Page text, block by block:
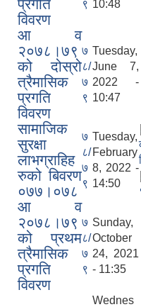
प्रगति
विवरण
९ 10:48
आ व
२०७८।७९
को दोस्रो
त्रैमासिक
प्रगति
विवरण
७
८/
७
९
Tuesday,
June 7,
2022 -
10:47
सामाजिक
सुरक्षा
लाभग्राहिह
रुको बिवरण
०७७।०७८
७
८/
७
९
Tuesday,
February
8, 2022 -
14:50
आ व
२०७८।७९
को प्रथम
त्रैमासिक
प्रगति
विवरण
७
८/
७
९
Sunday,
October
24, 2021
- 11:35
Wednes